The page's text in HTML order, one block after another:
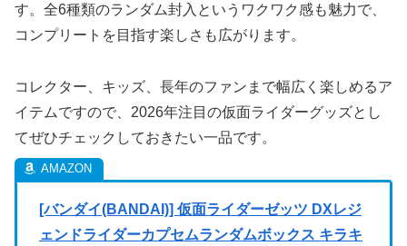
す。全6種類のランダム封入というワクワク感も魅力で、
コンプリートを目指す楽しさも広がります。
コレクター、キッズ、長年のファンまで幅広く楽しめるア
イテムですので、2026年注目の仮面ライダーグッズとし
てぜひチェックしておきたい一品です。
[バンダイ(BANDAI)] 仮面ライダーゼッツ DXレジ
ェンドライダーカプセムランダムボックス キラキ